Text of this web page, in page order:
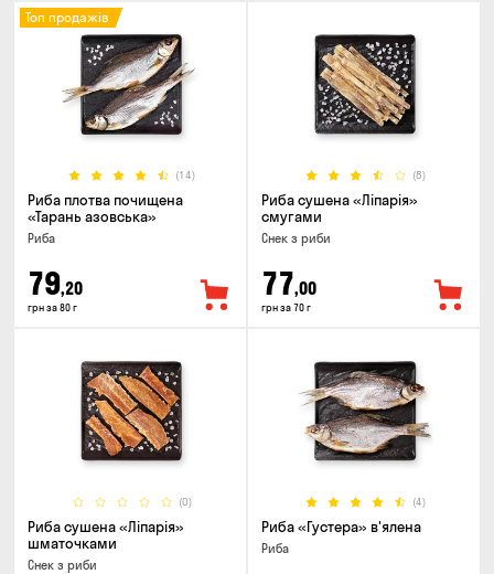
(14)
Топ продажів
Риба плотва почищена
«Тарань азовська»
Риба
79,20
грн за 80 г
(8)
Риба сушена «Ліпарія»
смугами
Снек з риби
77,00
грн за 70 г
(0)
Риба сушена «Ліпарія»
шматочками
Снек з риби
(4)
Риба «Густера» в'ялена
Риба